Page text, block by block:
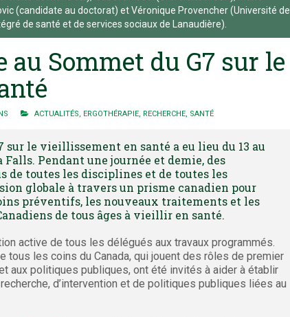
(candidate au doctorat) et Véronique Provencher (Université de
de santé et de services sociaux de Lanaudière).
au Sommet du G7 sur le
ACTUALITÉS ERGOTHÉRAPIE RECHERCHE SANTÉ
sur le vieillissement en santé a eu lieu du 13 au
Pendant une journée et demie, des
de toutes les disciplines et de toutes les
globale à travers un prisme canadien pour
préventifs, les nouveaux traitements et les
de tous âges à vieillir en santé.
active de tous les délégués aux travaux programmés.
tous les coins du Canada, qui jouent des rôles de premier
aux politiques publiques, ont été invités à aider à établir
d’intervention et de politiques publiques liées au